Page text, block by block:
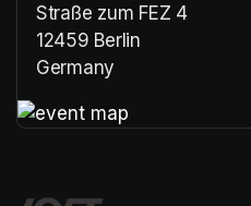
Straße zum FEZ 4
12459 Berlin
Germany